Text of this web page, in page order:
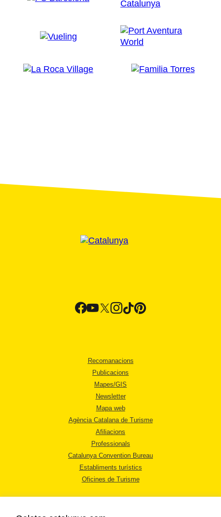
Recomanacions
Publicacions
Mapes/GIS
Newsletter
Mapa web
Agència Catalana de Turisme
Afiliacions
Professionals
Catalunya Convention Bureau
Establiments turístics
Oficines de Turisme